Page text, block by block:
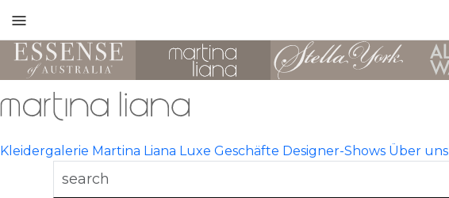
mobile
navigation
Kleidergalerie Martina Liana Luxe Geschäfte Designer-Shows Über uns